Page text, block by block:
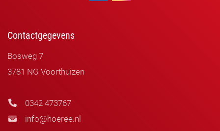
Contactgegevens
Bosweg 7
3781 NG Voorthuizen
0342 473767
info@hoeree.nl